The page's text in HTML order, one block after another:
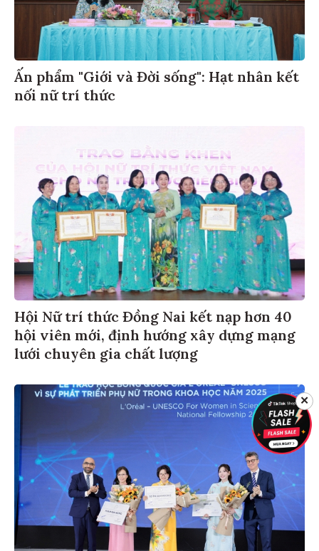
Ấn phẩm "Giới và Đời sống": Hạt nhân kết
nối nữ trí thức
Hội Nữ trí thức Đồng Nai kết nạp hơn 40
hội viên mới, định hướng xây dựng mạng
lưới chuyên gia chất lượng
✕